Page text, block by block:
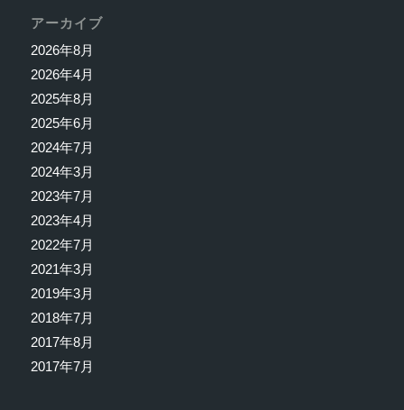
アーカイブ
2026年8月
2026年4月
2025年8月
2025年6月
2024年7月
2024年3月
2023年7月
2023年4月
2022年7月
2021年3月
2019年3月
2018年7月
2017年8月
2017年7月